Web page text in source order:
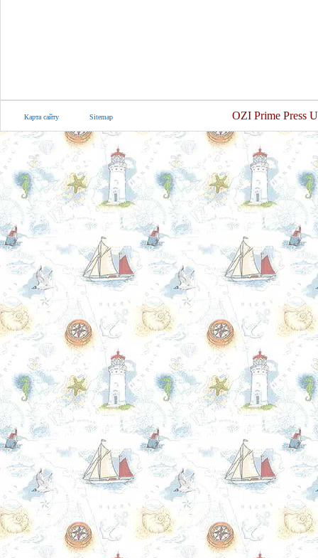
Карта сайту Sitemap OZI Prime Press